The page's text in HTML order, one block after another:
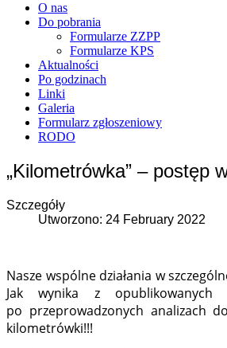
O nas
Do pobrania
Formularze ZZPP
Formularze KPS
Aktualności
Po godzinach
Linki
Galeria
Formularz zgłoszeniowy
RODO
„Kilometrówka” – postęp
Szczegóły
Utworzono: 24 February 2022
Nasze wspólne działania w
Jak wynika z opublikowanych
po przeprowadzonych analizach
kilometrówki!!!